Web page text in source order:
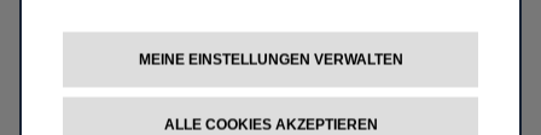
verstehen sich inkl. USt. Preisänderungen und Irrtümer vorbehalten.
Symbolfoto. Satzfehler vorbehalten.MEINE EINSTELLUNGEN VERWALTEN
ALLE COOKIES AKZEPTIEREN